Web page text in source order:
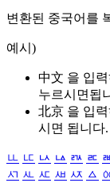
변환된 중국어를
예시)
中文 을 입
누르시면됩
北京 을 입
시면 됩니다.
ㅥ ㅦ ㅧ ㅨ ㅩ ㅪ
ㅺ ㅻ ㅼ ㅽ ㅾ ㅿ